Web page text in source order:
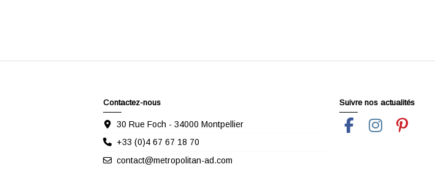
Contactez-nous
30 Rue Foch - 34000 Montpellier
+33 (0)4 67 67 18 70
contact@metropolitan-ad.com
Suivre nos actualités